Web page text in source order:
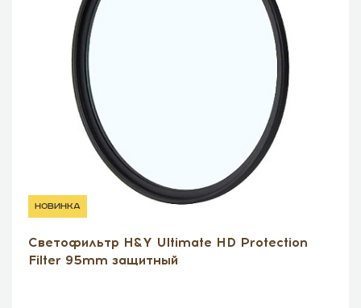
новинка
Светофильтр H&Y Ultimate HD Protection
Filter 95mm защитный